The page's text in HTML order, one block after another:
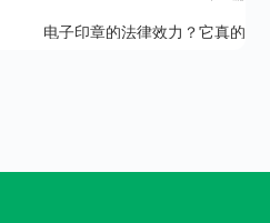
电子印章的法律效力？它真的